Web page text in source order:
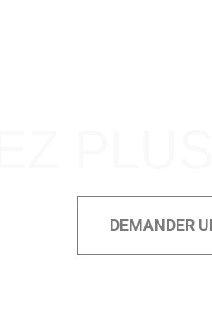
DEMANDER